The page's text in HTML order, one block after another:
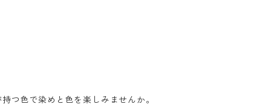
つ色で染めと色を楽しみませんか。